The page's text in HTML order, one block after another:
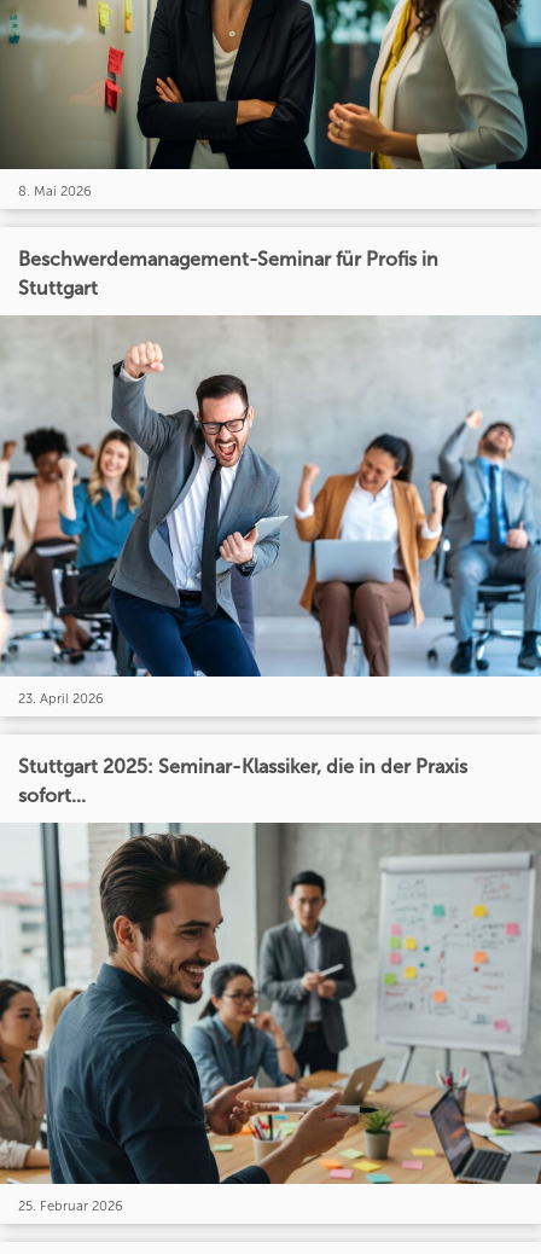
8. Mai 2026
Beschwerdemanagement-Seminar für Profis in
Stuttgart
23. April 2026
Stuttgart 2025: Seminar-Klassiker, die in der Praxis
sofort...
25. Februar 2026